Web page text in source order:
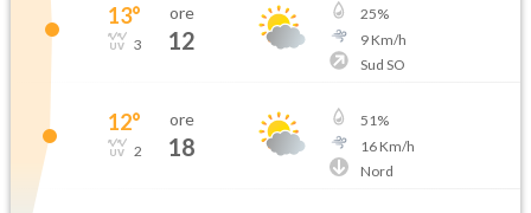
13°
3
ore
12
25%
9Km/h
Sud SO
12°
2
ore
18
51%
16Km/h
Nord